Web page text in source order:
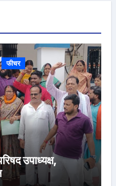
फीचर
उपाध्यक्ष,